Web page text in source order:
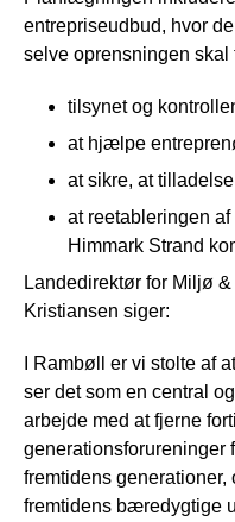
entrepriseudbud, hvor
selve oprensningen
tilsynet og
at hjælpe
at sikre, at
at reetableringen
Himmark Strand
Landedirektør for Miljø
Kristiansen siger:
I Rambøll er vi stolte af
ser det som en central
arbejde med at fjerne
generationsforureninger
fremtidens generationer,
fremtidens bæredygtige